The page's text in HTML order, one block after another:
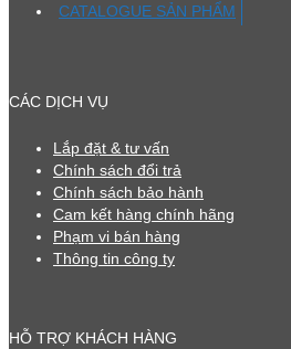
CATALOGUE SẢN PHẨM
CÁC DỊCH VỤ
Lắp đặt & tư vấn
Chính sách đổi trả
Chính sách bảo hành
Cam kết hàng chính hãng
Phạm vi bán hàng
Thông tin công ty
HỖ TRỢ KHÁCH HÀNG